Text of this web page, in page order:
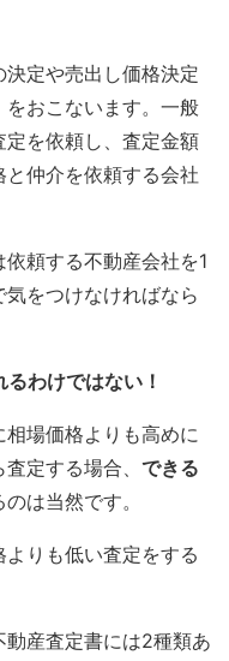
定や売出し価格決定
おこないます。一般
を依頼し、査定金額
仲介を依頼する会社
頼する不動産会社を1
をつけなければなら
わけではない！
場価格よりも高めに
定する場合、 できる
は当然です。
よりも低い査定をする
産査定書には2種類あ